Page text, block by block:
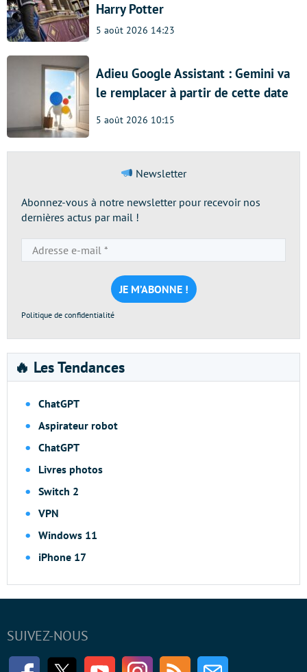
Harry Potter
5 août 2026 14:23
Adieu Google Assistant : Gemini va
le remplacer à partir de cette date
5 août 2026 10:15
Newsletter
Abonnez-vous à notre newsletter pour recevoir nos
dernières actus par mail !
e-
mail
*
Politique de confidentialité
🔥 Les Tendances
ChatGPT
Aspirateur robot
ChatGPT
Livres photos
Switch 2
VPN
Windows 11
iPhone 17
SUIVEZ-NOUS
FacebookTwitter Youtube InstagramRSS Newsletter